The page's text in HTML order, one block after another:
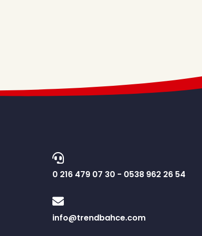
0 216 479 07 30 - 0538 962 26 54
info@trendbahce.com